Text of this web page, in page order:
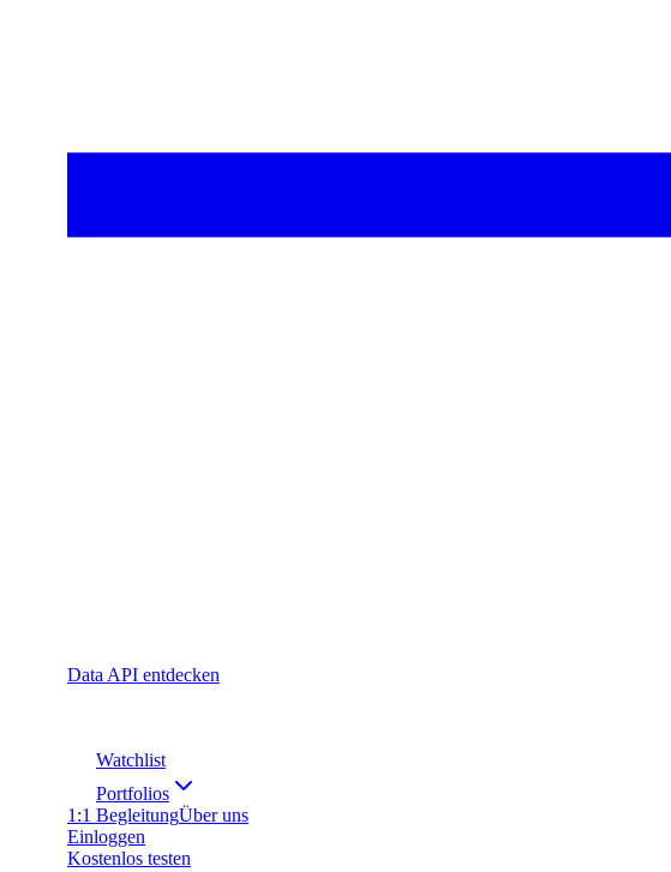
Data API entdecken
Watchlist
Portfolios
1:1 BegleitungÜber uns
Einloggen
Kostenlos testen